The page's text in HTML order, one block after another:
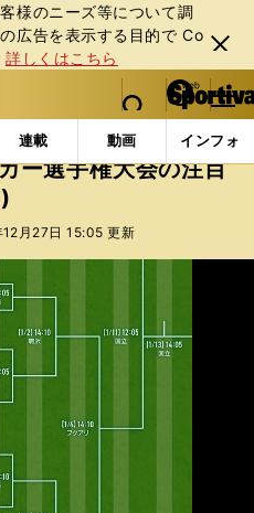
様のニーズ等について調
広告を表⽰する⽬的で Co
詳しくはこちら
閉じ
る
web Sportiva (webスポルティーバ)
検索
マイペ
ー
ジ
メニュ
連載 動画 インフォ
ラムフォト 第103回全国高校
ー選手権大会の注目
月27日 15:05 更新